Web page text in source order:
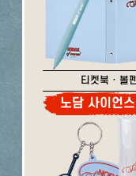
티켓북 · 볼
노담 사이언